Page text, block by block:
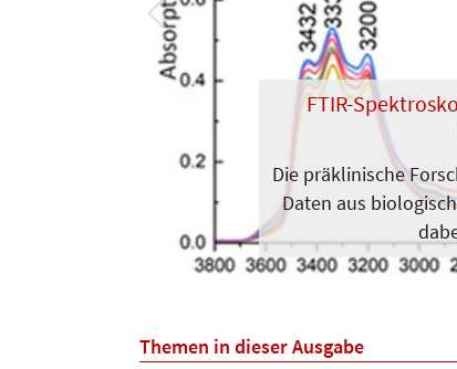
FTIR-
Die präklinische
Daten aus
Previous
Themen in dieser Ausgabe